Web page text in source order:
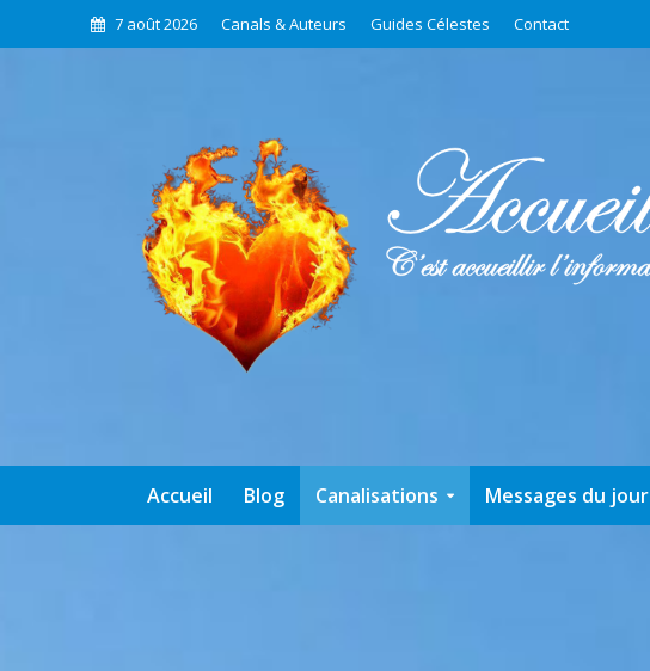
7 août 2026 Canals & Auteurs Guides Célestes Contact
Accueil Blog Canalisations Messages du jour